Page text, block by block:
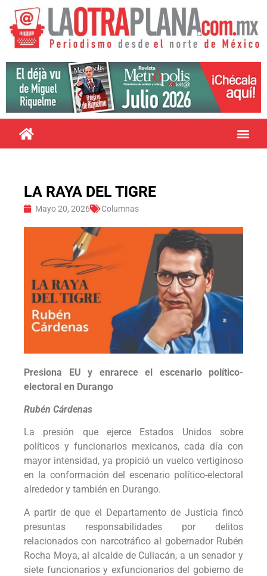
LA RAYA DEL TIGRE
Mayo 20, 2026 Columnas
Presiona EU y enrarece el escenario político-
electoral en Durango
Rubén Cárdenas
La presión que ejerce Estados Unidos sobre
políticos y funcionarios mexicanos, cada día con
mayor intensidad, ya propició un vuelco vertiginoso
en la conformación del escenario político-electoral
alrededor y también en Durango.
A partir de que el Departamento de Justicia fincó
presuntas responsabilidades por delitos
relacionados con narcotráfico al gobernador Rubén
Rocha Moya, al alcalde de Culiacán, a un senador y
siete funcionarios y exfuncionarios del gobierno de